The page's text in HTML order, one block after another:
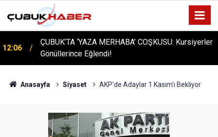
12:06
ÇUBUK’TA ‘YAZA MERHABA’ COŞKUSU: Kursiyerler
Gönüllerince Eğlendi!
Anasayfa Siyaset AKP'de Adaylar 1 Kasım'ı Bekliyor